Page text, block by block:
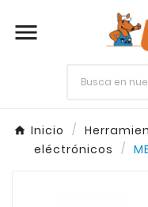

Inicio
eléctrónicos